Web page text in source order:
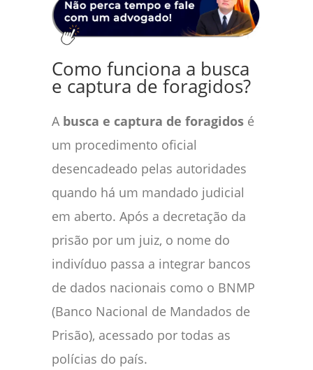
Como funciona a busca
e captura de foragidos?
A busca e captura de foragidos é
um procedimento oficial
desencadeado pelas autoridades
quando há um mandado judicial
em aberto. Após a decretação da
prisão por um juiz, o nome do
indivíduo passa a integrar bancos
de dados nacionais como o BNMP
(Banco Nacional de Mandados de
Prisão), acessado por todas as
polícias do país.